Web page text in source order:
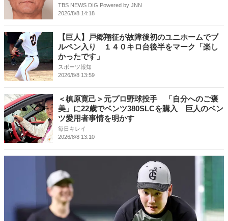
TBS NEWS DIG Powered by JNN
2026/8/8 14:18
【巨人】戸郷翔征が故障後初のユニホームでブ
ルペン入り １４０キロ台後半をマーク「楽し
かったです」
スポーツ報知
2026/8/8 13:59
＜槙原寛己＞元プロ野球投手 「自分へのご褒
美」に22歳でベンツ380SLCを購入 巨人のベン
ツ愛用者事情を明かす
毎日キレイ
2026/8/8 13:10